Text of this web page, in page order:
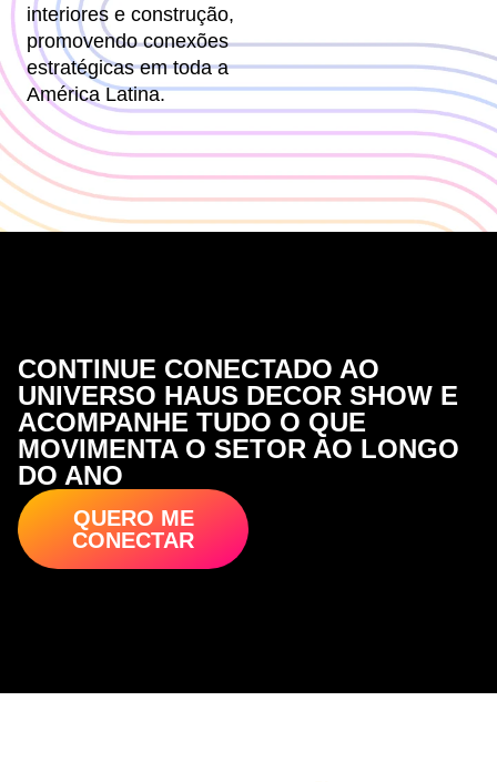
interiores e construção,
promovendo conexões
estratégicas em toda a
América Latina.
CONTINUE CONECTADO AO
UNIVERSO HAUS DECOR SHOW E
ACOMPANHE TUDO O QUE
MOVIMENTA O SETOR AO LONGO
DO ANO
QUERO ME
CONECTAR